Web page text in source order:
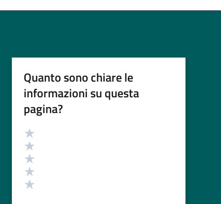
Quanto sono chiare le
informazioni su questa
pagina?
Valutazione